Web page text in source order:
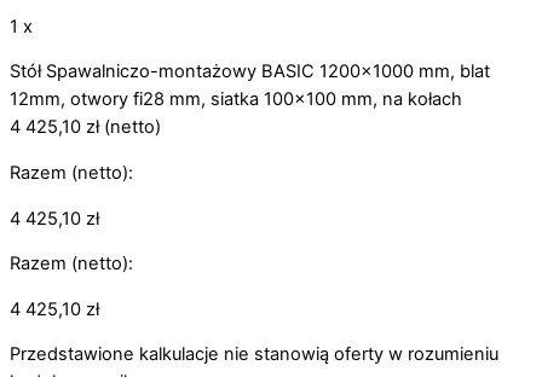
1 x
Stół Spawalniczo-montażowy BASIC 1200x1000 mm, blat
12mm, otwory fi28 mm, siatka 100x100 mm, na kołach
4 425,10 zł(netto)
Razem (netto):
4 425,10 zł
Razem (netto):
4 425,10 zł
Przedstawione kalkulacje nie stanowią oferty w rozumieniu